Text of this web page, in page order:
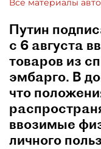
Все материалы
Путин
с 6 августа
товаров из
эмбарго. В
что
ввозимые
личного